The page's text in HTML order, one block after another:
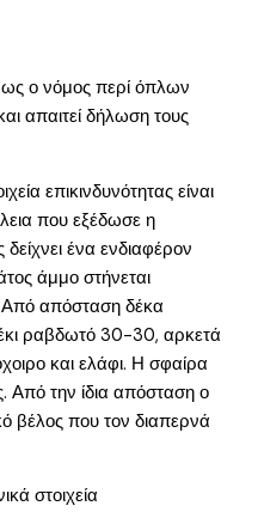
ο νόμος περί όπλων
απαιτεί δήλωση τους
επικινδυνότητας είναι
που εξέδωσε η
ένα ενδιαφέρον
άμμο στήνεται
απόσταση δέκα
ραβδωτό 30-30, αρκετά
και ελάφι. Η σφαίρα
Από την ίδια απόσταση ο
βέλος που τον διαπερνά
στοιχεία